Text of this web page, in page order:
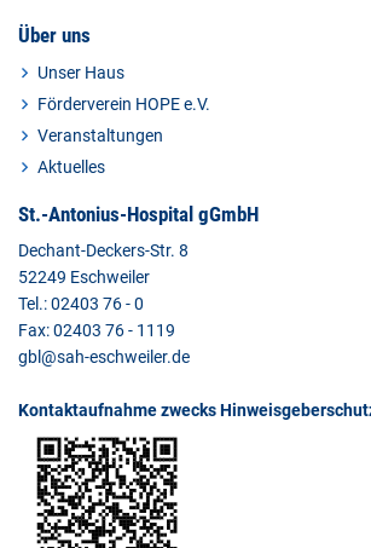
Über uns
Unser Haus
Förderverein HOPE e.V.
Veranstaltungen
Aktuelles
St.-Antonius-Hospital gGmbH
Dechant-Deckers-Str. 8
52249 Eschweiler
Tel.: 02403 76 - 0
Fax: 02403 76 - 1119
gbl@sah-eschweiler.de
Kontaktaufnahme zwecks